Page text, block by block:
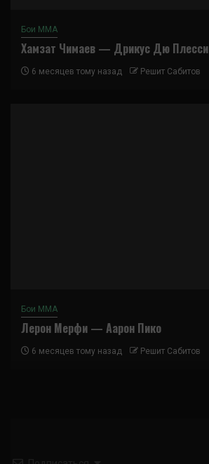
Бои ММА
Хамзат Чимаев — Дрикус Дю Плесси
6 месяцев тому назад Решит Сабитов
Бои ММА
Лерон Мерфи — Аарон Пико
6 месяцев тому назад Решит Сабитов